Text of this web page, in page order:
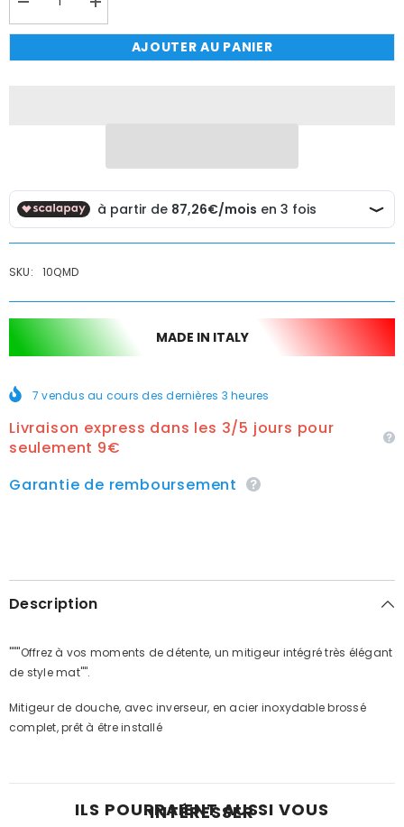
Réduire
la
quantité
Mitigeur
Augmenter
la
quantité
Mitigeur
AJOUTER AU PANIER
SKU: 10QMD
MADE IN ITALY
7 vendus au cours des dernières 3 heures
Livraison express dans les 3/5 jours pour
seulement 9€
Garantie de remboursement
Description
"""Offrez à vos moments de détente, un mitigeur intégré très élégant
de style mat"".
Mitigeur de douche, avec inverseur, en acier inoxydable brossé
complet, prêt à être installé
ILS POURRAIENT AUSSI VOUS
INTÉRESSER